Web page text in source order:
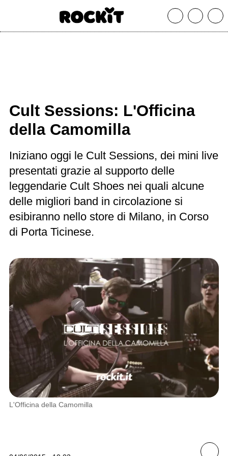
SHOP
RADIO
Cult Sessions: L'Officina
della Camomilla
Iniziano oggi le Cult Sessions, dei mini live
presentati grazie al supporto delle
leggendarie Cult Shoes nei quali alcune
delle migliori band in circolazione si
esibiranno nello store di Milano, in Corso di
Porta Ticinese.
L'Officina della Camomilla